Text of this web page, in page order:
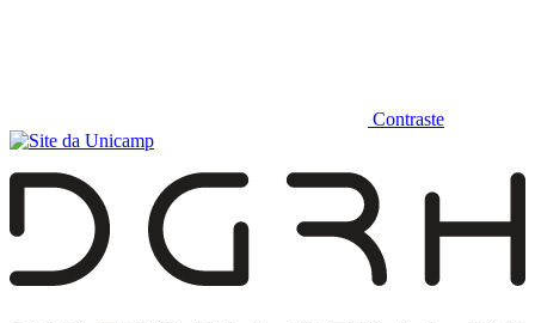
Contraste